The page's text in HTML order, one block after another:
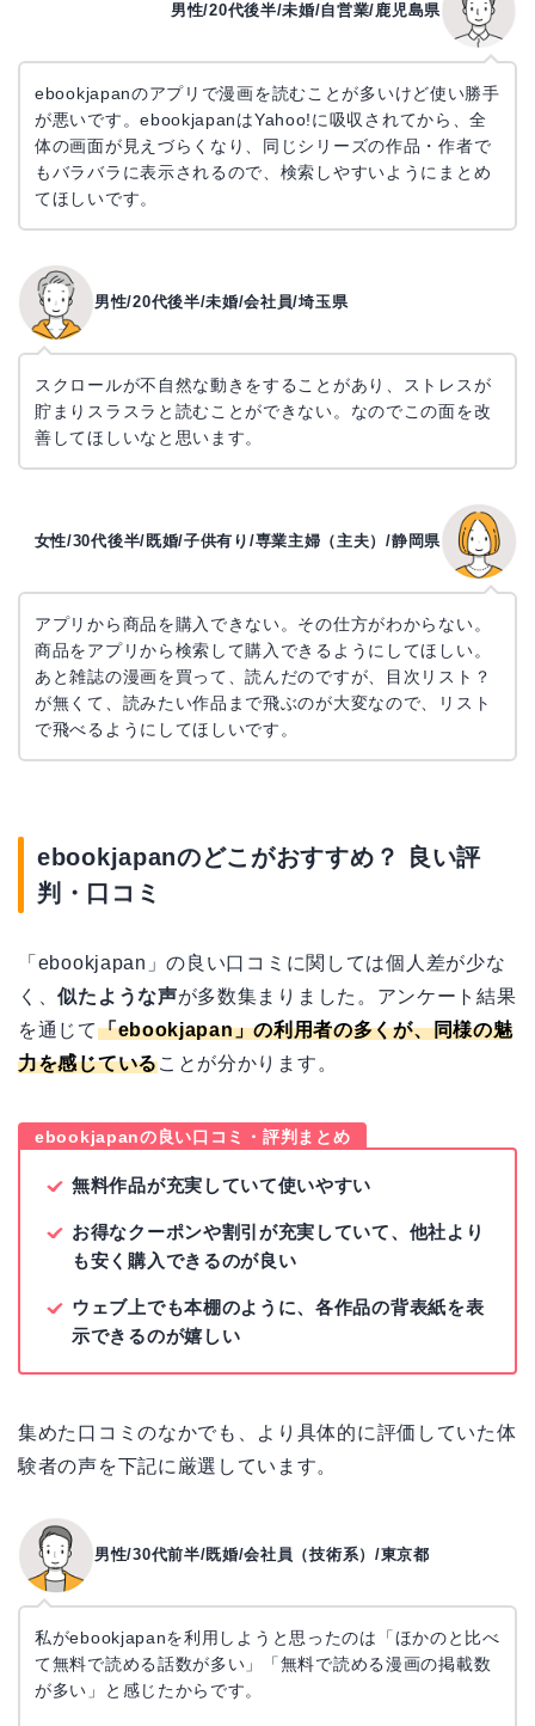
男性/20代後半/未婚/自営業/鹿児島県
ebookjapanのアプリで漫画を読むことが多いけど使い勝手
が悪いです。ebookjapanはYahoo!に吸収されてから、全
体の画面が見えづらくなり、同じシリーズの作品・作者で
もバラバラに表示されるので、検索しやすいようにまとめ
てほしいです。
男性/20代後半/未婚/会社員/埼玉県
スクロールが不自然な動きをすることがあり、ストレスが
貯まりスラスラと読むことができない。なのでこの面を改
善してほしいなと思います。
女性/30代後半/既婚/子供有り/専業主婦（主夫）/静岡県
アプリから商品を購入できない。その仕方がわからない。
商品をアプリから検索して購入できるようにしてほしい。
あと雑誌の漫画を買って、読んだのですが、目次リスト？
が無くて、読みたい作品まで飛ぶのが大変なので、リスト
で飛べるようにしてほしいです。
ebookjapanのどこがおすすめ？ 良い評
判・口コミ
「ebookjapan」の良い口コミに関しては個人差が少な
く、似たような声が多数集まりました。アンケート結果
を通じて「ebookjapan」の利用者の多くが、同様の魅
力を感じていることが分かります。
ebookjapanの良い口コミ・評判まとめ
無料作品が充実していて使いやすい
お得なクーポンや割引が充実していて、他社より
も安く購入できるのが良い
ウェブ上でも本棚のように、各作品の背表紙を表
示できるのが嬉しい
集めた口コミのなかでも、より具体的に評価していた体
験者の声を下記に厳選しています。
男性/30代前半/既婚/会社員（技術系）/東京都
私がebookjapanを利用しようと思ったのは「ほかのと比べ
て無料で読める話数が多い」「無料で読める漫画の掲載数
が多い」と感じたからです。